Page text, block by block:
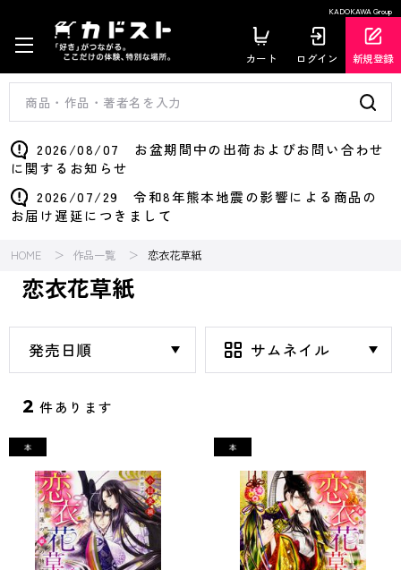
KADOKAWA Group
カート ログイン 新規登録
2026/08/07 お盆期間中の出荷およびお問い合わせ
に関するお知らせ
2026/07/29 令和8年熊本地震の影響による商品の
お届け遅延につきまして
HOME 作品一覧 恋衣花草紙
恋衣花草紙
2 件あります